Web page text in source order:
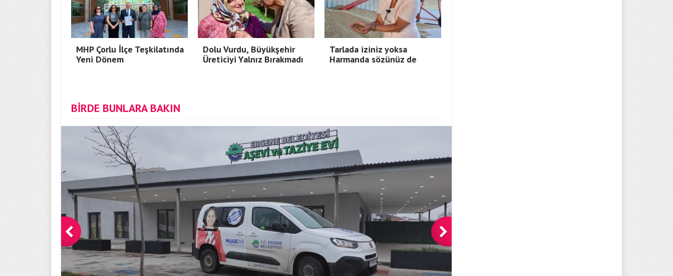
MHP Çorlu İlçe Teşkilatında
Yeni Dönem
Dolu Vurdu, Büyükşehir
Üreticiyi Yalnız Bırakmadı
Tarlada iziniz yoksa
Harmanda sözünüz de
BİRDE BUNLARA BAKIN